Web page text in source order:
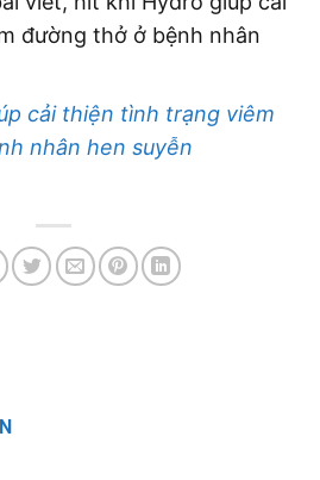
đường thở ở bệnh nhân
cải thiện tình trạng viêm
nhân hen suyễn